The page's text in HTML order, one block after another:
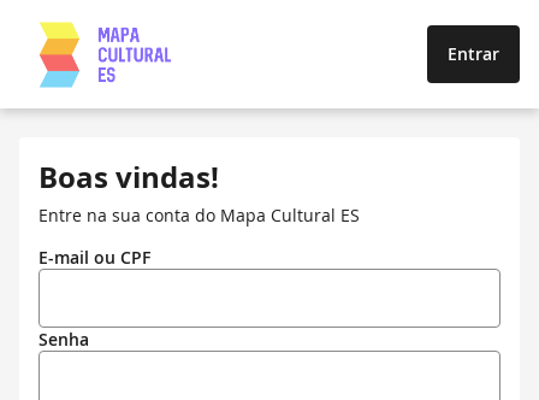
Entrar
Boas vindas!
Entre na sua conta do Mapa Cultural ES
E-mail ou CPF
Senha